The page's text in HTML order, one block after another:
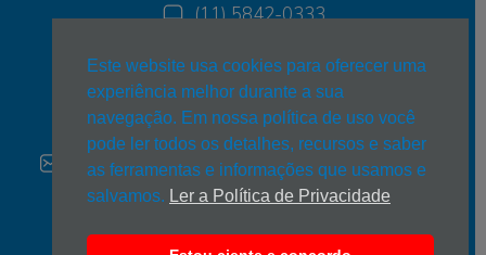
(11) 5842-0333
(11) 5842-0333
estrelanova@estrelanova.org.br
Trabalhe conosco:estrelanova@estrelanova.org.br
Rua João Bernardo Vieira, 267 - Jardim Paris - CEP
05794-310 - São Paulo - SPAcesse o mapa
Este website usa cookies para oferecer uma
experiência melhor durante a sua
navegação. Em nossa política de uso você
pode ler todos os detalhes, recursos e saber
as ferramentas e informações que usamos e
salvamos. Ler a Política de Privacidade